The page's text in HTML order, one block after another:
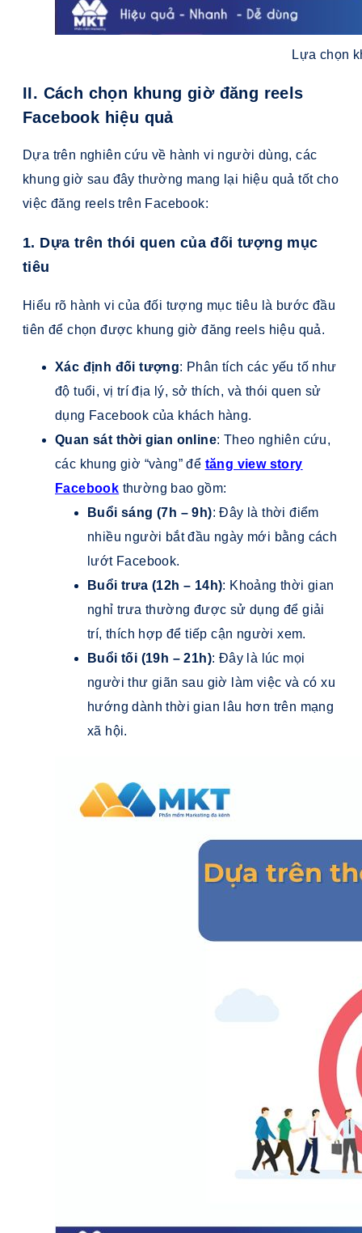
Lựa chọn
II. Cách chọn khung giờ đăng reels
Facebook hiệu quả
Dựa trên nghiên cứu về hành vi người dùng, các
khung giờ sau đây thường mang lại hiệu quả tốt cho
việc đăng reels trên Facebook:
1. Dựa trên thói quen của đối tượng mục
tiêu
Hiểu rõ hành vi của đối tượng mục tiêu là bước đầu
tiên để chọn được khung giờ đăng reels hiệu quả.
Xác định đối tượng: Phân tích các yếu tố như
độ tuổi, vị trí địa lý, sở thích, và thói quen sử
dụng Facebook của khách hàng.
Quan sát thời gian online: Theo nghiên cứu,
các khung giờ “vàng” để tăng view story
Facebook thường bao gồm:
Buổi sáng (7h – 9h): Đây là thời điểm
nhiều người bắt đầu ngày mới bằng cách
lướt Facebook.
Buổi trưa (12h – 14h): Khoảng thời gian
nghỉ trưa thường được sử dụng để giải
trí, thích hợp để tiếp cận người xem.
Buổi tối (19h – 21h): Đây là lúc mọi
người thư giãn sau giờ làm việc và có xu
hướng dành thời gian lâu hơn trên mạng
xã hội.